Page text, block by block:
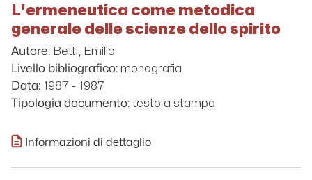
L'ermeneutica come metodica
generale delle scienze dello spirito
Autore: Betti, Emilio
Livello bibliografico: monografia
Data: 1987 - 1987
Tipologia documento: testo a stampa
Informazioni di dettaglio